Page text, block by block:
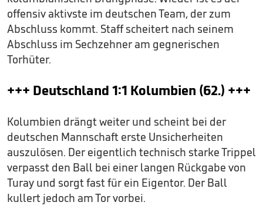
offensiv aktivste im deutschen Team, der zum
Abschluss kommt. Staff scheitert nach seinem
Abschluss im Sechzehner am gegnerischen
Torhüter.
+++ Deutschland 1:1 Kolumbien (62.) +++
Kolumbien drängt weiter und scheint bei der
deutschen Mannschaft erste Unsicherheiten
auszulösen. Der eigentlich technisch starke Trippel
verpasst den Ball bei einer langen Rückgabe von
Turay und sorgt fast für ein Eigentor. Der Ball
kullert jedoch am Tor vorbei.